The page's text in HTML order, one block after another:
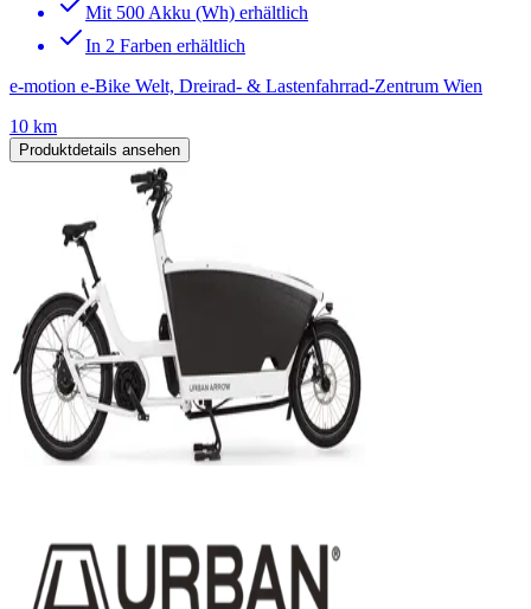
Mit 500 Akku (Wh) erhältlich
In 2 Farben erhältlich
e-motion e-Bike Welt, Dreirad- & Lastenfahrrad-Zentrum Wien
10 km
Produktdetails ansehen